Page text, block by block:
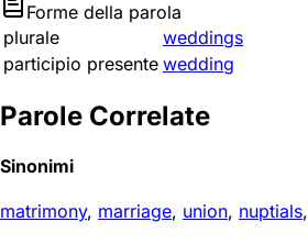
Forme della parola
plurale
weddings
participio presente wedding
Parole Correlate
Sinonimi
matrimony, marriage, union, nuptials,